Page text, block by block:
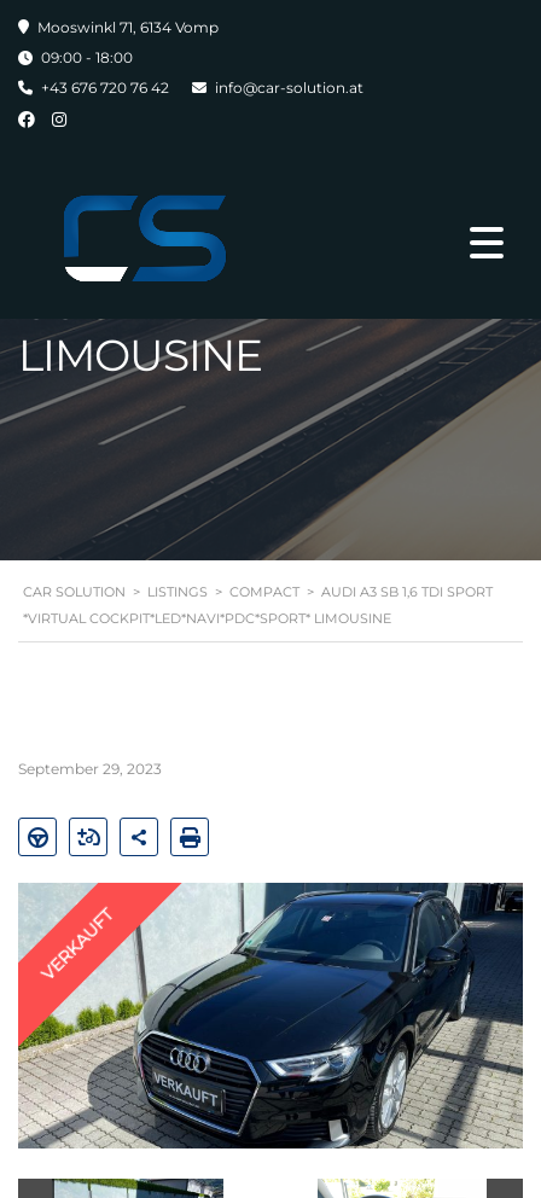
Mooswinkl 71, 6134 Vomp
09:00 - 18:00
+43 676 720 76 42
info@car-solution.at
AUDI A3 SB 1,6 TDI
SPORT *VIRTUAL
LIMOUSINE
CAR SOLUTION > LISTINGS > COMPACT > AUDI A3 SB 1,6 TDI SPORT
*VIRTUAL COCKPIT*LED*NAVI*PDC*SPORT* LIMOUSINE
September 29, 2023
VERKAUFT